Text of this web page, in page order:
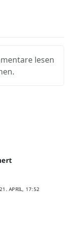
lesen
21. APRIL, 17:52